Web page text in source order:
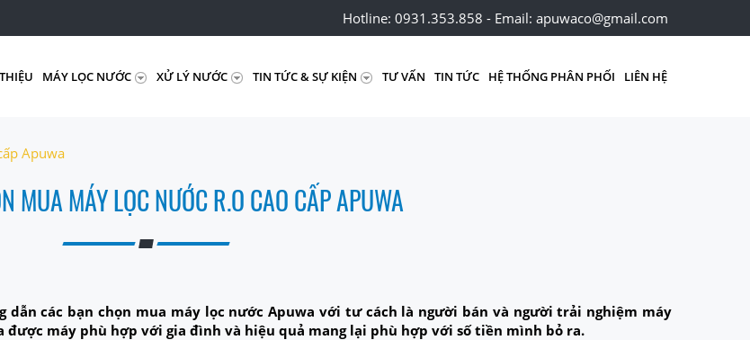
Hotline: 0931.353.858 - Email: apuwaco@gmail.com
MÁY LỌC NƯỚC XỬ LÝ NƯỚC TIN TỨC & SỰ KIỆN TƯ VẤN TIN TỨC HỆ THỐNG PHÂN PHỐI LIÊN HỆ
Apuwa
MUA MÁY LỌC NƯỚC R.O CAO CẤP APUWA
dẫn các bạn chọn mua máy lọc nước Apuwa với tư cách là người bán và người trải nghiệm máy
máy phù hợp với gia đình và hiệu quả mang lại phù hợp với số tiền mình bỏ ra.